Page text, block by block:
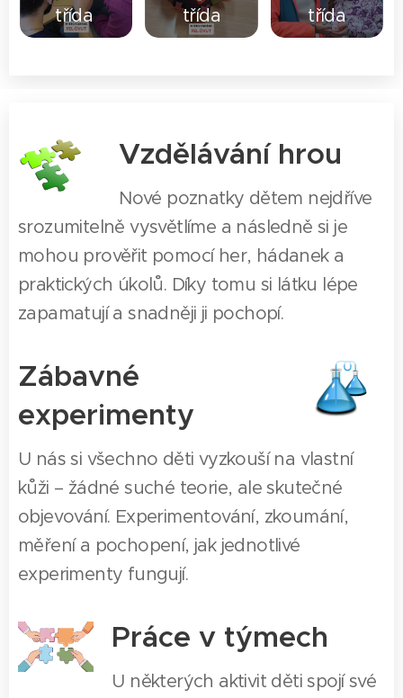
třída
třída
třída
Vzdělávání hrou
Nové poznatky dětem nejdříve
srozumitelně vysvětlíme a následně si je
mohou prověřit pomocí her, hádanek a
praktických úkolů. Díky tomu si látku lépe
zapamatují a snadněji ji pochopí.
Zábavné
experimenty
U nás si všechno děti vyzkouší na vlastní
kůži – žádné suché teorie, ale skutečné
objevování. Experimentování, zkoumání,
měření a pochopení, jak jednotlivé
experimenty fungují.
Práce v týmech
U některých aktivit děti spojí své